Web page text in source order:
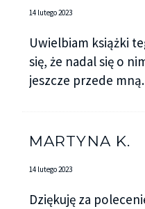
14 lutego 2023
Uwielbiam książki
się, że nadal się o
jeszcze przede mną.
MARTYNA K.
14 lutego 2023
Dziękuję za